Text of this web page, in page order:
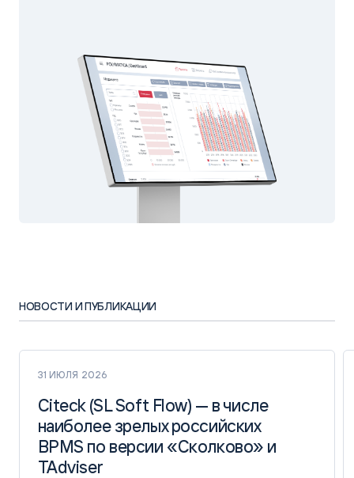
НОВОСТИ И ПУБЛИКАЦИИ
31 ИЮЛЯ 2026
Citeck (SL Soft Flow) — в числе
наиболее зрелых российских
BPMS по версии «Сколково» и
TAdviser
Citeck (SL Soft Flow) — в числе
наиболее зрелых российских
BPMS по версии «Сколково» и
TAdviser